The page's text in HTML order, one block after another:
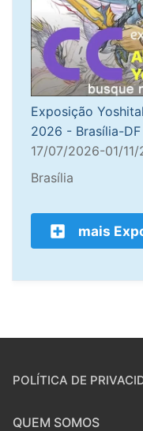
Exposição
2026 - Brasília-DF
17/07/2026-01/
Brasília
mais
POLÍTICA DE
QUEM SOMOS